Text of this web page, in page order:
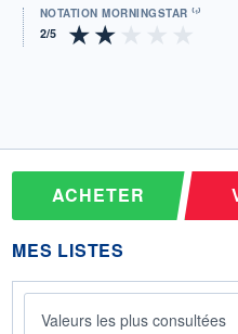
NOTATION MORNINGSTAR ⁽¹⁾
ACHETER
MES LISTES
Valeurs les plus consultées